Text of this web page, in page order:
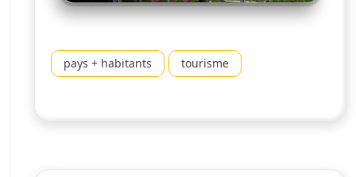
pays + habitants tourisme